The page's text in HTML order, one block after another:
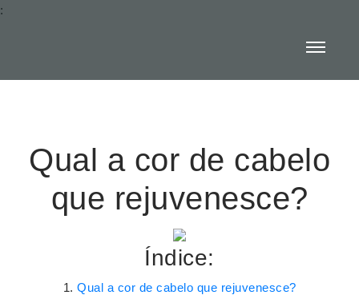
:
Qual a cor de cabelo
que rejuvenesce?
Índice:
Qual a cor de cabelo que rejuvenesce?